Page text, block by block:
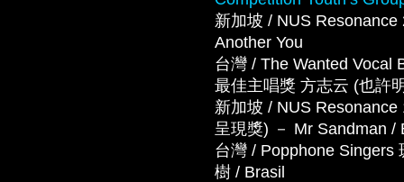
新加坡 / NUS
Another You
台灣 / The Wanted Vocal
最佳主唱獎 方志云 (也許
新加坡 / NUS
呈現獎) － Mr Sandman /
台灣 / Popphone Singers
樹 / Brasil